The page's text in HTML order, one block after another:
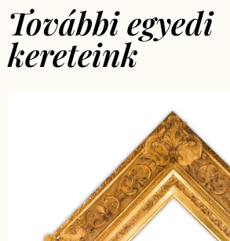
További egyedi
kereteink